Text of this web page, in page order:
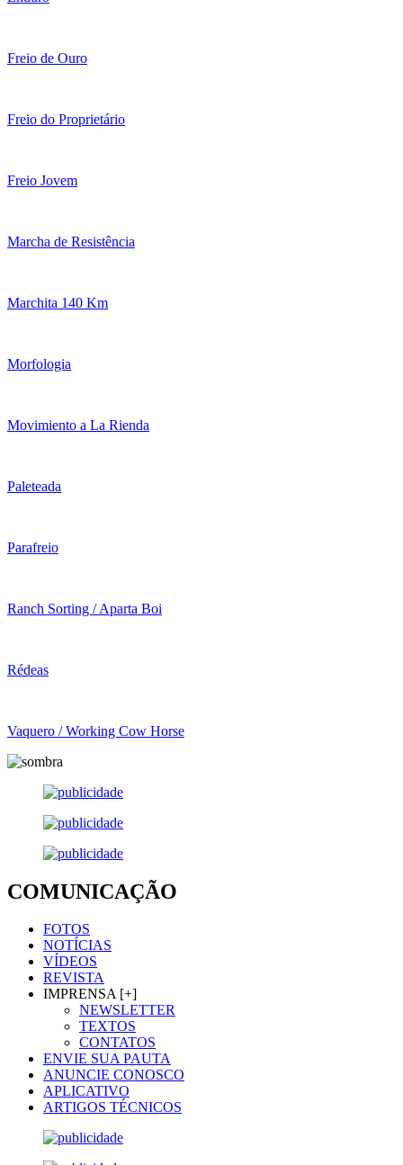
Freio de Ouro
Freio do Proprietário
Freio Jovem
Marcha de Resistência
Marchita 140 Km
Morfologia
Movimiento a La Rienda
Paleteada
Parafreio
Ranch Sorting / Aparta Boi
Rédeas
Vaquero / Working Cow Horse
COMUNICAÇÃO
FOTOS
NOTÍCIAS
VÍDEOS
REVISTA
IMPRENSA [+]
NEWSLETTER
TEXTOS
CONTATOS
ENVIE SUA PAUTA
ANUNCIE CONOSCO
APLICATIVO
ARTIGOS TÉCNICOS